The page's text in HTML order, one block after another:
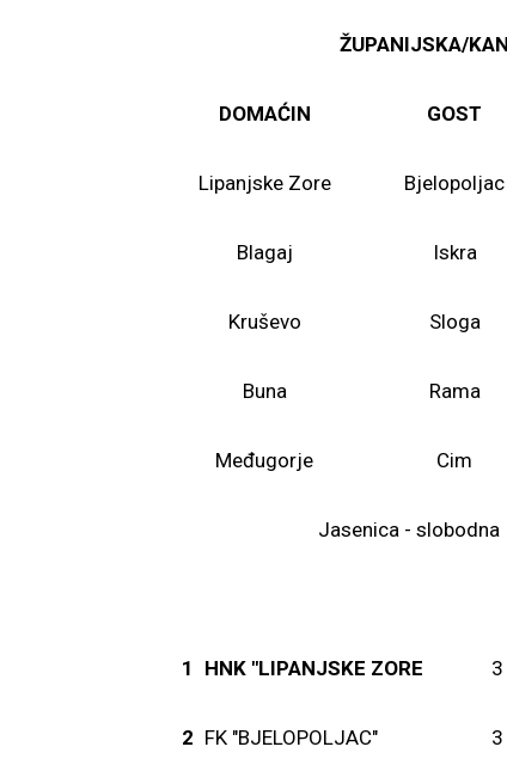
ŽUPANIJSKA/
DOMAĆIN GOST
Lipanjske Zore Bjelopoljac
Blagaj Iskra
Kruševo Sloga
Buna Rama
Međugorje Cim
Jasenica - slobodna
1 HNK "LIPANJSKE ZORE 3
2 FK "BJELOPOLJAC" 3